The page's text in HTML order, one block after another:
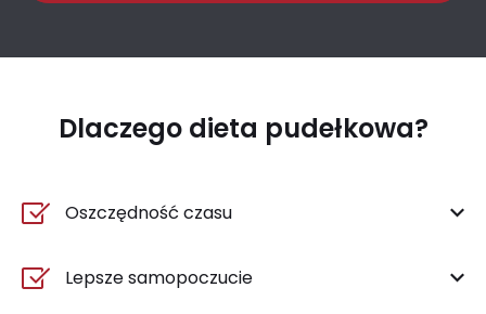
Dlaczego dieta pudełkowa?
Oszczędność czasu
Lepsze samopoczucie